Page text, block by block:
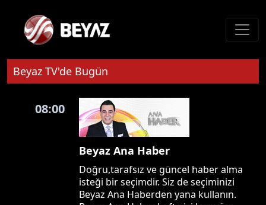
Beyaz TV'de Bugün
08:00
Beyaz Ana Haber
Doğru,tarafsız ve güncel haber alma
isteği bir seçimdir. Siz de seçiminizi
Beyaz Ana Haberden yana kullanın.